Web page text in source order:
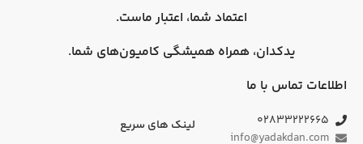
اعتماد شما، اعتبار ماست.
یدکدان، همراه همیشگی کامیون‌های شما.
اطلاعات تماس با ما
۰۲۸۳۳۲۲۲۶۶۵
info@yadakdan.com
لینک های سریع